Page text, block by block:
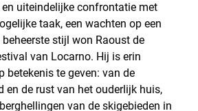
en uiteindelijke confrontatie met
taak, een wachten op een
stijl won Raoust de
van Locarno. Hij is erin
betekenis te geven: van de
en de rust van het ouderlijk huis,
van de skigebieden in